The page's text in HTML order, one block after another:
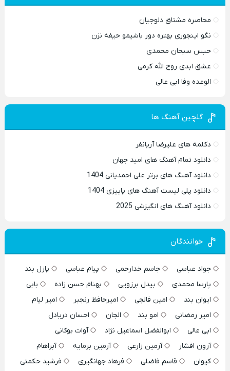
محاصره مشتاق دلوجیان
نگو اینجوری بهتره دور باشیمو حیفه نزن
حبس سبحان محمدی
عشق ابدی روح الله کرمی
الوعده وفا ابی عالی
گلچین آهنگ ها
دکلمه های علیرضا آریانفر
دانلود تمام آهنگ های امید جهان
دانلود آهنگ های برتر علی احمدیانی 1404
دانلود پلی لیست آهنگ های پاییزی 1404
دانلود آهنگ های انگیزشی 2025
خوانندگان
جواد عباسی جاسم خدارحمی پیام عباسی
پازل بند
پارسا محمدی
بیدل برزویی بهنام حسن زاده
بابی
ایوان بند
امین فالجی امیرحافظ رنجبر
امیر لیام
امیر رمضانی
امو بند الجان
احسان دریادل
ابی عالی
ابوالفضل اسماعیل نژاد
آوات بوکانی
آرون افشار
آرمین زارعی آرمین برمایه
آبراهام
کیوان
قاسم فاضلی فرهاد جهانگیری
فرشید حکمتی